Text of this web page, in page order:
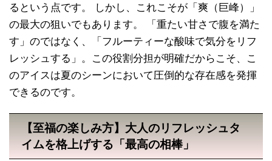
るという点です。 しかし、これこそが「爽（巨峰）」
の最大の狙いでもあります。 「重たい甘さで腹を満た
す」のではなく、「フルーティーな酸味で気分をリフ
レッシュする」。この役割分担が明確だからこそ、こ
のアイスは夏のシーンにおいて圧倒的な存在感を発揮
できるのです。
【至福の楽しみ方】大人のリフレッシュタ
イムを格上げする「最高の相棒」